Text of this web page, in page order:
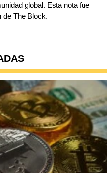
global. Esta nota fue
de The Block.